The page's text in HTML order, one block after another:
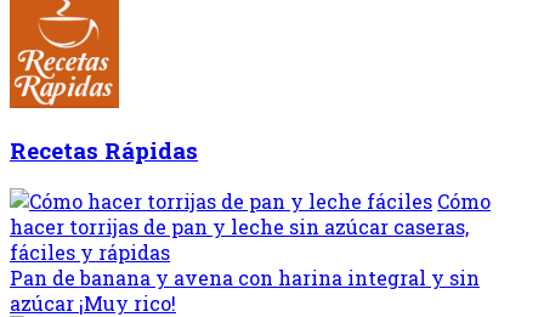
Recetas Rápidas
Cómo
hacer torrijas de pan y leche sin azúcar caseras,
fáciles y rápidas
Pan de banana y avena con harina integral y sin
azúcar ¡Muy rico!